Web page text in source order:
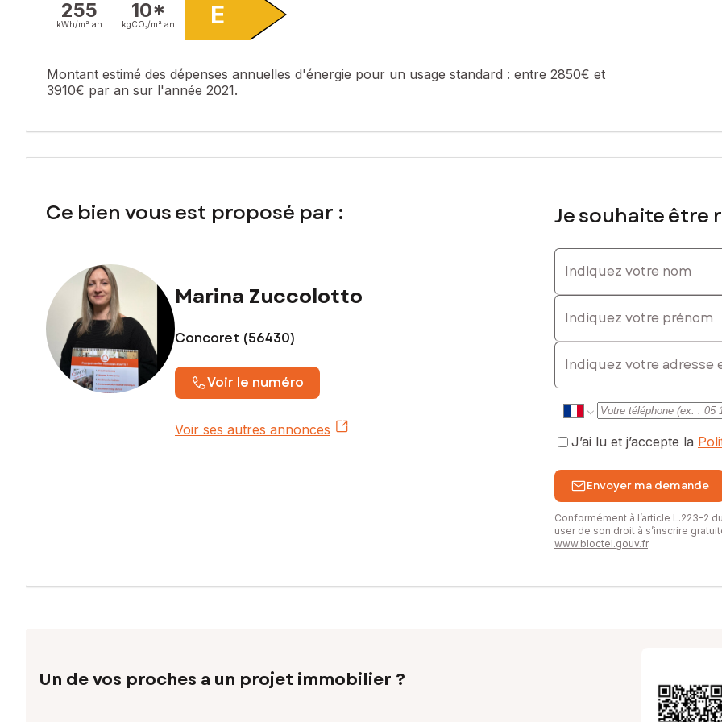
255
kWh/m². an
10*
kgCO₂/m². an E
Montant estimé des dépenses annuelles d'énergie pour un usage standard : entre 2850€ et
3910€ par an sur l'année 2021.
Ce bien vous est proposé par :
Marina Zuccolotto
Concoret (56430)
Voir le numéro
Voir ses autres annonces
Je souhaite être
Indiquez votre nom
Indiquez votre prénom
E-mail
J’ai lu et j’accepte la
Envoyer ma demande
Conformément à l’article L.223-2
user de son droit à s’inscrire
www.bloctel.gouv.fr.
Un de vos proches a un projet immobilier ?